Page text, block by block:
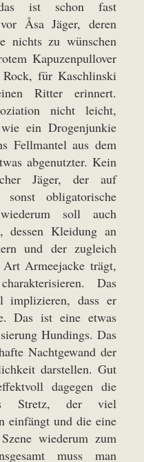
das ist schon fast
Åsa Jäger, deren
nichts zu wünschen
Kapuzenpullover
für Kaschlinski
Ritter erinnert.
nicht leicht,
ein Drogenjunkie
Fellmantel aus dem
abgenutzter. Kein
Jäger, der auf
obligatorische
soll auch
dessen Kleidung an
und der zugleich
Armeejacke trägt,
Das
implizieren, dass er
Das ist eine etwas
Hundings. Das
Nachtgewand der
darstellen. Gut
dagegen die
Stretz, der viel
einfängt und die eine
wiederum zum
muss man